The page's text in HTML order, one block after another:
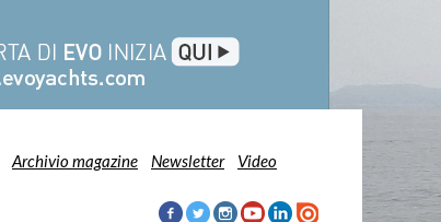
Archivio magazine Newsletter Video